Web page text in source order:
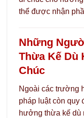
thể được nhận
Những
Thừa Kế Dù
Chúc
Ngoài các trường
pháp luật còn
hưởng thừa kế dù